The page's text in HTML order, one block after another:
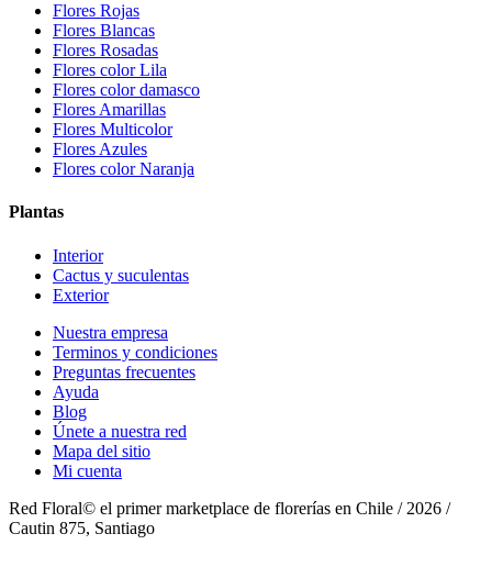
Flores Rojas
Flores Blancas
Flores Rosadas
Flores color Lila
Flores color damasco
Flores Amarillas
Flores Multicolor
Flores Azules
Flores color Naranja
Plantas
Interior
Cactus y suculentas
Exterior
Nuestra empresa
Terminos y condiciones
Preguntas frecuentes
Ayuda
Blog
Únete a nuestra red
Mapa del sitio
Mi cuenta
Red Floral© el primer marketplace de florerías en Chile / 2026 /
Cautin 875, Santiago